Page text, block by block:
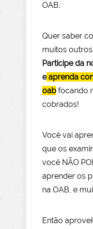
OAB.
Quer saber
muitos
Participe da
e aprenda
oab focando
cobrados!
Você vai
que os
você NÃO
aprender os
na OAB, e
Então aprov